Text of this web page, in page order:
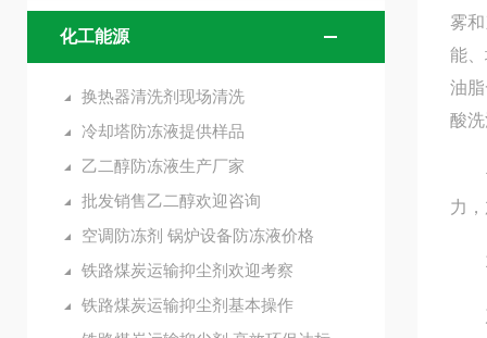
化工能源
换热器清洗剂现场清洗
冷却塔防冻液提供样品
乙二醇防冻液生产厂家
批发销售乙二醇欢迎咨询
空调防冻剂 锅炉设备防冻液价格
铁路煤炭运输抑尘剂欢迎考察
铁路煤炭运输抑尘剂基本操作
雾
能
油
酸
也
力
1
产